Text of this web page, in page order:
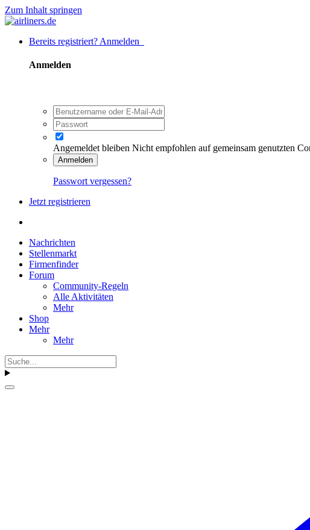
Zum Inhalt springen
Bereits registriert? Anmelden
Anmelden
Angemeldet bleiben Nicht empfohlen auf gemeinsam genutzten
Anmelden
Passwort vergessen?
Jetzt registrieren
Nachrichten
Stellenmarkt
Firmenfinder
Forum
Community-Regeln
Alle Aktivitäten
Mehr
Shop
Mehr
Mehr